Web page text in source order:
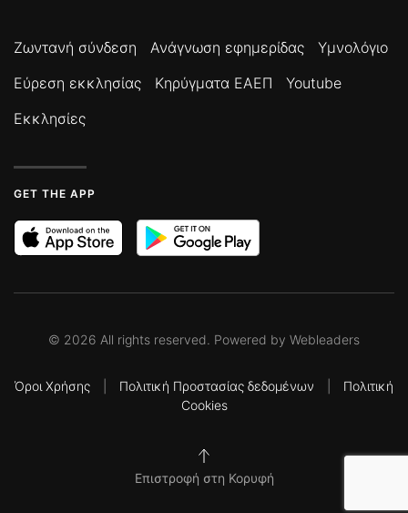
Ζωντανή σύνδεση Ανάγνωση εφημερίδας
Υμνολόγιο
Εύρεση εκκλησίας
Κηρύγματα ΕΑΕΠ
Youtube
Εκκλησίες
GET THE APP
© 2026 All rights reserved. Powered by Webleaders
Όροι Χρήσης Πολιτική Προστασίας δεδομένων
Πολιτική
Cookies
Επιστροφή στη Κορυφή